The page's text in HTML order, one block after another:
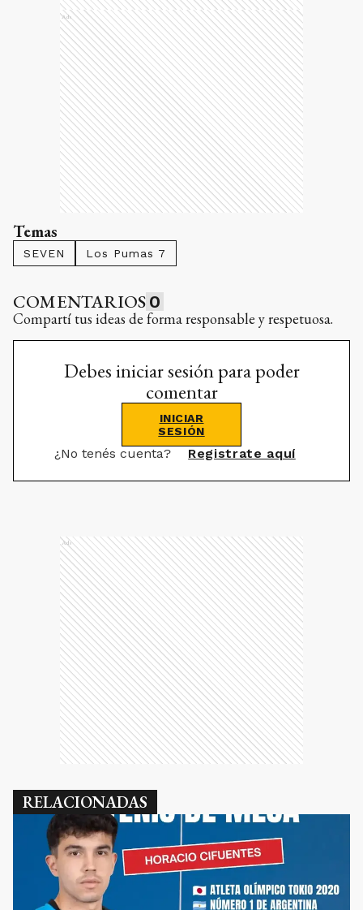
Ads
Temas
SEVEN Los Pumas 7
COMENTARIOS 0
Compartí tus ideas de forma responsable y respetuosa.
Debes iniciar sesión para poder
comentar
INICIAR
SESIÓN
¿No tenés cuenta? Registrate aquí
Ads
RELACIONADAS